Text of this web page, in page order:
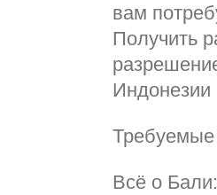
вам
Получить
Индонезии
Требуемые
Всё о